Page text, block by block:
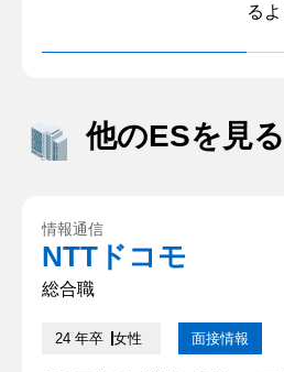
る
他のESを見る
情報通信
NTTドコモ
総合職
24 年卒 女性 面接情報